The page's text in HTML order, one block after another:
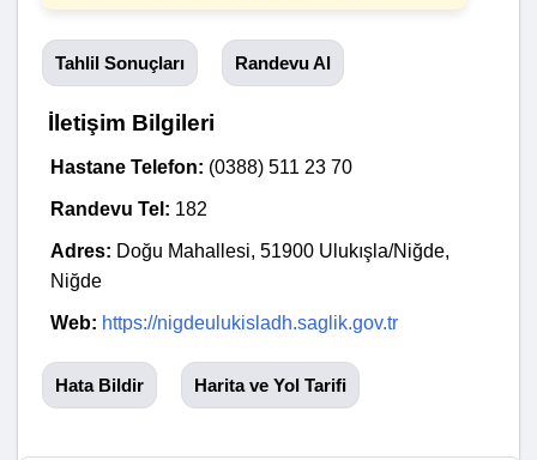
Tahlil Sonuçları Randevu Al
İletişim Bilgileri
Hastane Telefon: (0388) 511 23 70
Randevu Tel: 182
Adres: Doğu Mahallesi, 51900 Ulukışla/Niğde,
Niğde
Web: https://nigdeulukisladh.saglik.gov.tr
Hata Bildir Harita ve Yol Tarifi